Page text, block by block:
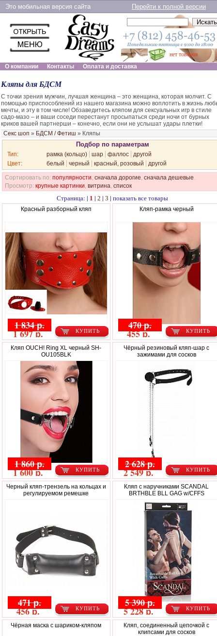
Это мобильная версия сайта Перейти к полной версии
нет товаров
О компании
Контакты Оплата и доставка
Кляпы для БДСМ
С точки зрения мужчин, лучшая женщина – это женщина, которая молчит. С
помощью приспособлений из нашего магазина можно воплотить в жизнь
мечты, и эту в том числе! Обзаведитесь кляпом для сексуальных игр в стиле
садо-мазо – и ваши соседи перестанут просыпаться среди ночи от бурных
криков вашей партнерши – конечно, если они не услышат удары плетки!
Секс шоп » БДСМ / Фетиш » Кляпы
Подбор по параметрам
Тип: рамка (кольцо) шар фаллос
другой
Цвет: белый черный красный, розовый другой
Сортировать по: популярности, сначала дорогие, сначала дешевые.
Просмотр: крупные картинки, витрина, список
Страница: | 1 |2 |3 |показать все товары
Красный разборный кляп
КУПИТЬ
1 834 р.
1 697 р.
Кляп-рамка черный
КУПИТЬ
470 р.
455 р.
Кляп OUCH! Ring XL черный SH-
OU105BLK
КУПИТЬ
1 860 р.
1 600 р.
Чёрный резиновый кляп-шар с
зажимами для сосков
КУПИТЬ
2 628 р.
2 549 р.
Черный кляп-трензель на кольцах и
регулируемом ремешке
КУПИТЬ
471 р.
456 р.
Кляп с наручниками SCANDAL
BRTHBLE BLL GAG w/CFFS
КУПИТЬ
5 390 р.
5 228 р.
Чёрная маска с шариком-кляпом
Кляп, соединенный цепочкой с
клипсами для сосков